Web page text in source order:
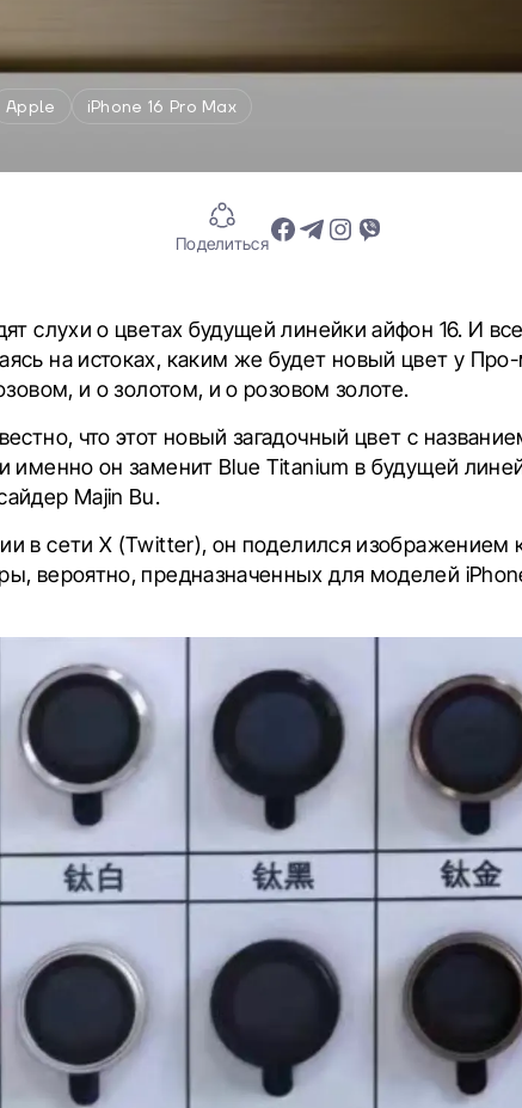
Apple iPhone 16 Pro Max
Поделиться
слухи о цветах будущей линейки айфон 16. И
на истоках, каким же будет новый цвет у
и о золотом, и о розовом золоте.
что этот новый загадочный цвет с
именно он заменит Blue Titanium в будущей
Majin Bu.
в сети X (Twitter), он поделился изображением
вероятно, предназначенных для моделей